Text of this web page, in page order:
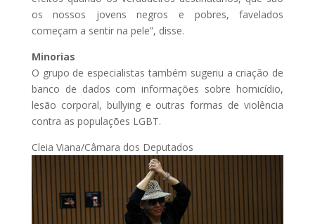
os nossos jovens negros e pobres, favelados
começam a sentir na pele”, disse.
Minorias
O grupo de especialistas também sugeriu a criação de
banco de dados com informações sobre homicídio,
lesão corporal, bullying e outras formas de violência
contra as populações LGBT.
Cleia Viana/Câmara dos Deputados